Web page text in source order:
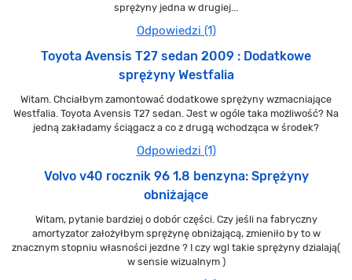
sprężyny jedna w drugiej...
Odpowiedzi (1)
Toyota Avensis T27 sedan 2009 : Dodatkowe
sprężyny Westfalia
Witam. Chciałbym zamontować dodatkowe sprężyny wzmacniające
Westfalia. Toyota Avensis T27 sedan. Jest w ogóle taka możliwość? Na
jedną zakładamy ściągacz a co z drugą wchodząca w środek?
Odpowiedzi (1)
Volvo v40 rocznik 96 1.8 benzyna: Sprężyny
obniżające
Witam, pytanie bardziej o dobór części. Czy jeśli na fabryczny
amortyzator założyłbym sprężynę obniżającą, zmieniło by to w
znacznym stopniu własności jezdne ? I czy wgl takie sprężyny dzialają(
w sensie wizualnym )